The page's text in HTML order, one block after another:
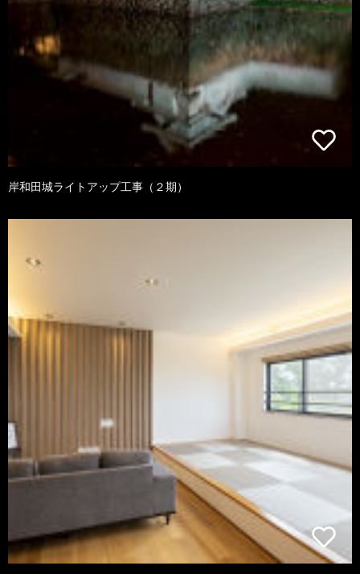
岸和田城ライトアップ工事（２期）